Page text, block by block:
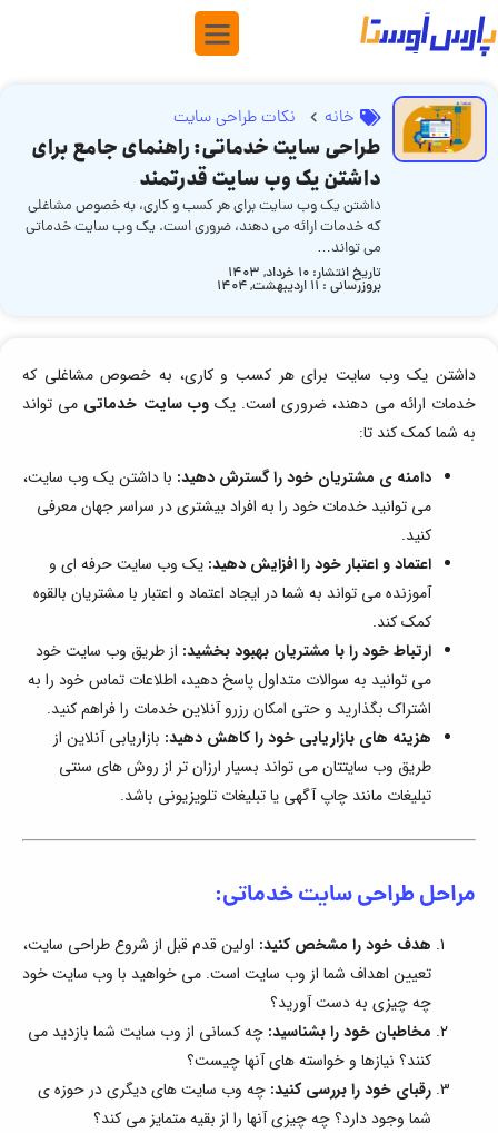
خانه نکات طراحی سایت
طراحی سایت خدماتی: راهنمای جامع برای
داشتن یک وب سایت قدرتمند
داشتن یک وب سایت برای هر کسب و کاری، به خصوص مشاغلی
که خدمات ارائه می دهند، ضروری است. یک وب سایت خدماتی
می تواند…
تاریخ انتشار:
بروزرسانی : ۱۱ اردیبهشت, ۱۴۰۴
داشتن یک وب سایت برای هر کسب و کاری، به خصوص مشاغلی که
خدمات ارائه می دهند، ضروری است. یکوب سایت خدماتی می تواند
به شما کمک کند تا:
دامنه ی مشتریان خود را گسترش دهید: با داشتن یک وب سایت،
می توانید خدمات خود را به افراد بیشتری در سراسر جهان معرفی
کنید.
اعتماد و اعتبار خود را افزایش دهید: یک وب سایت حرفه ای و
آموزنده می تواند به شما در ایجاد اعتماد و اعتبار با مشتریان بالقوه
کمک کند.
ارتباط خود را با مشتریان بهبود بخشید: از طریق وب سایت خود
می توانید به سوالات متداول پاسخ دهید، اطلاعات تماس خود را به
اشتراک بگذارید و حتی امکان رزرو آنلاین خدمات را فراهم کنید.
هزینه های بازاریابی خود را کاهش دهید: بازاریابی آنلاین از
طریق وب سایتتان می تواند بسیار ارزان تر از روش های سنتی
تبلیغات مانند چاپ آگهی یا تبلیغات تلویزیونی باشد.
مراحل طراحی سایت خدماتی:
هدف خود را مشخص کنید: اولین قدم قبل از شروع طراحی سایت،
تعیین اهداف شما از وب سایت است. می خواهید با وب سایت خود
چه چیزی به دست آورید؟
مخاطبان خود را بشناسید: چه کسانی از وب سایت شما بازدید می
کنند؟ نیازها و خواسته های آنها چیست؟
رقبای خود را بررسی کنید: چه وب سایت های دیگری در حوزه ی
شما وجود دارد؟ چه چیزی آنها را از بقیه متمایز می کند؟